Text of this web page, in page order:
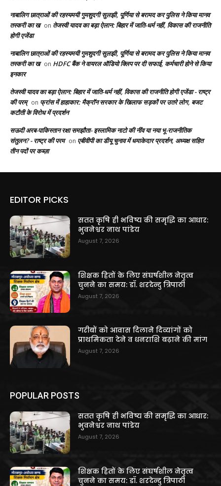
नाबालिग छात्राओं की रहस्यमयी गुमशुदगी सुलझी, पूर्णिया से बरामद कर पुलिस ने किया मानव
तस्करी का ख on तेजस्वी यादव का बड़ा ऐलान: बिहार में जाति-धर्म नहीं, विकास की राजनीति
होगी एजेंडा
नाबालिग छात्राओं की रहस्यमयी गुमशुदगी सुलझी, पूर्णिया से बरामद कर पुलिस ने किया मानव
तस्करी का ख on HDFC बैंक ने वायरल ऑडियो क्लिप पर दी सफाई, कर्मचारी होने से किया
इनकार
तेजस्वी यादव का बड़ा ऐलान: बिहार में जाति-धर्म नहीं, विकास की राजनीति होगी एजेंडा - राष्ट्र
की परम् on फ्रांस में हाहाकार: मैक्रॉन सरकार के खिलाफ सड़कों पर उतरे लोग, बजट
कटौती के विरोध में प्रदर्शन
सऊदी अरब-पाकिस्तान रक्षा समझौता- इस्लामिक नाटो की नींव या नया भू-राजनीतिक
संतुलन? - राष्ट्र की परम on एबीवीपी का डीयू चुनाव में धमाकेदार प्रदर्शन, अध्यक्ष सहित
तीन पदों पर कब्ज़ा
EDITOR PICKS
सतत कृषि ही भविष्य की समृद्धि का आधार:
भुवनेश्वर नाथ पांडेय
August 7, 2026
शिक्षक हितों के लिए संघर्षशील नेतृत्व
चुनने का समय: डॉ. शरदेन्दु त्रिपाठी
August 7, 2026
गरीबों को आवास दिलाने दिव्यांगों को
प्राथमिकता देने व धनराशि बढ़ाने की मांग
August 7, 2026
POPULAR POSTS
सतत कृषि ही भविष्य की समृद्धि का आधार:
भुवनेश्वर नाथ पांडेय
August 7, 2026
शिक्षक हितों के लिए संघर्षशील नेतृत्व
चुनने का समय: डॉ. शरदेन्दु त्रिपाठी